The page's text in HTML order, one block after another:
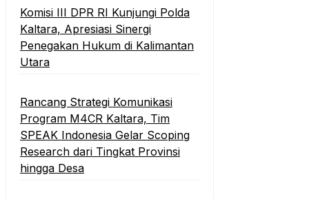
Komisi III DPR RI Kunjungi Polda
Kaltara, Apresiasi Sinergi
Penegakan Hukum di Kalimantan
Utara
Rancang Strategi Komunikasi
Program M4CR Kaltara, Tim
SPEAK Indonesia Gelar Scoping
Research dari Tingkat Provinsi
hingga Desa